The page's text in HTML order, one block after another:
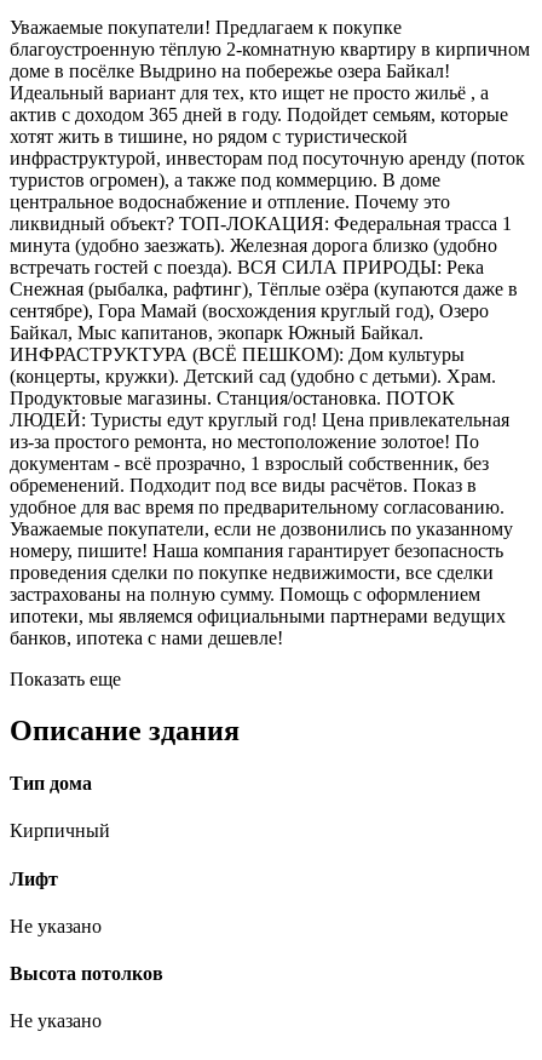
Уважаемые покупатели! Предлагаем к покупке
благоустроенную тёплую 2-комнатную квартиру в кирпичном
доме в посёлке Выдрино на побережье озера Байкал!
Идеальный вариант для тех, кто ищет не просто жильё , а
актив с доходом 365 дней в году. Подойдет семьям, которые
хотят жить в тишине, но рядом с туристической
инфраструктурой, инвесторам под посуточную аренду (поток
туристов огромен), а также под коммерцию. В доме
центральное водоснабжение и отпление. Почему это
ликвидный объект? ТОП-ЛОКАЦИЯ: Федеральная трасса 1
минута (удобно заезжать). Железная дорога близко (удобно
встречать гостей с поезда). ВСЯ СИЛА ПРИРОДЫ: Река
Снежная (рыбалка, рафтинг), Тёплые озёра (купаются даже в
сентябре), Гора Мамай (восхождения круглый год), Озеро
Байкал, Мыс капитанов, экопарк Южный Байкал.
ИНФРАСТРУКТУРА (ВСЁ ПЕШКОМ): Дом культуры
(концерты, кружки). Детский сад (удобно с детьми). Храм.
Продуктовые магазины. Станция/остановка. ПОТОК
ЛЮДЕЙ: Туристы едут круглый год! Цена привлекательная
из-за простого ремонта, но местоположение золотое! По
документам - всё прозрачно, 1 взрослый собственник, без
обременений. Подходит под все виды расчётов. Показ в
удобное для вас время по предварительному согласованию.
Уважаемые покупатели, если не дозвонились по указанному
номеру, пишите! Наша компания гарантирует безопасность
проведения сделки по покупке недвижимости, все сделки
застрахованы на полную сумму. Помощь с оформлением
ипотеки, мы являемся официальными партнерами ведущих
банков, ипотека с нами дешевле!
Показать еще
Описание здания
Тип дома
Кирпичный
Лифт
Не указано
Высота потолков
Не указано